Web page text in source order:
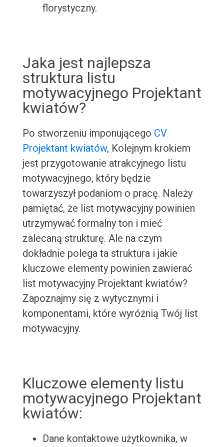
florystyczny.
Jaka jest najlepsza
struktura listu
motywacyjnego Projektant
kwiatów?
Po stworzeniu imponującego CV
Projektant kwiatów, Kolejnym krokiem
jest przygotowanie atrakcyjnego listu
motywacyjnego, który będzie
towarzyszył podaniom o pracę. Należy
pamiętać, że list motywacyjny powinien
utrzymywać formalny ton i mieć
zalecaną strukturę. Ale na czym
dokładnie polega ta struktura i jakie
kluczowe elementy powinien zawierać
list motywacyjny Projektant kwiatów?
Zapoznajmy się z wytycznymi i
komponentami, które wyróżnią Twój list
motywacyjny.
Kluczowe elementy listu
motywacyjnego Projektant
kwiatów:
Dane kontaktowe użytkownika, w